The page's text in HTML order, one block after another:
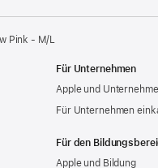
Pink - M/L
Für Unternehmen
Apple und
Für Unternehmen
Für den
Apple und Bildung